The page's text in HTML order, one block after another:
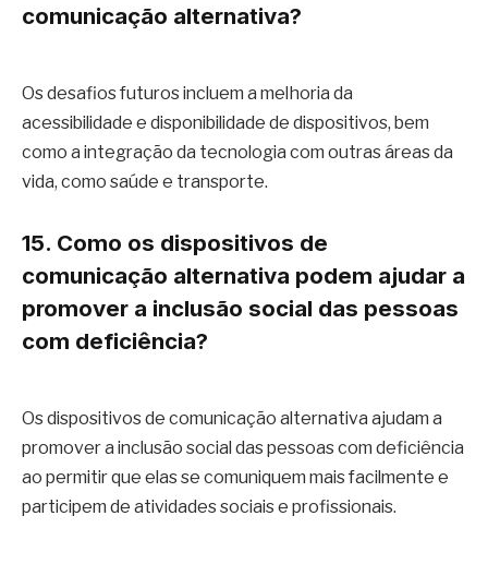
comunicação alternativa?
Os desafios futuros incluem a melhoria da
acessibilidade e disponibilidade de dispositivos, bem
como a integração da tecnologia com outras áreas da
vida, como saúde e transporte.
15. Como os dispositivos de
comunicação alternativa podem ajudar a
promover a inclusão social das pessoas
com deficiência?
Os dispositivos de comunicação alternativa ajudam a
promover a inclusão social das pessoas com deficiência
ao permitir que elas se comuniquem mais facilmente e
participem de atividades sociais e profissionais.